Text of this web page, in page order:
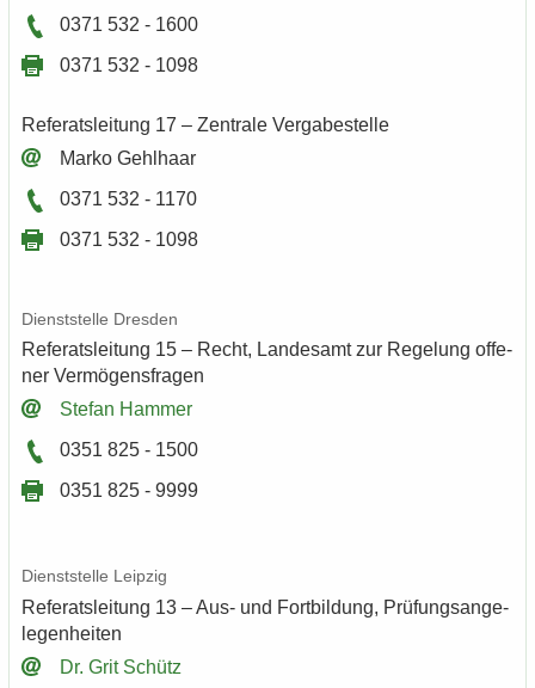
0371 532 - 1600
0371 532 - 1098
Re­fe­rats­lei­tung 17 – Zen­tra­le Ver­ga­be­stel­le
Marko Gehl­haar
0371 532 - 1170
0371 532 - 1098
Dienst­stel­le Dres­den
Re­fe­rats­lei­tung 15 – Recht, Lan­des­amt zur Re­ge­lung of­fe­
ner Ver­mö­gens­fra­gen
Ste­fan Ham­mer
0351 825 - 1500
0351 825 - 9999
Dienst­stel­le Leip­zig
Re­fe­rats­lei­tung 13 – Aus- und Fort­bil­dung, Prü­fungs­an­ge­
le­gen­hei­ten
Dr. Grit Schütz